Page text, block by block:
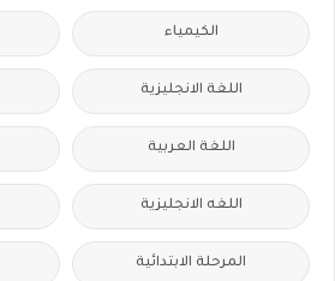
الكيمياء
اللغة الانجليزية
اللغة العربية
اللغه الانجليزية
المرحلة الابتدائية